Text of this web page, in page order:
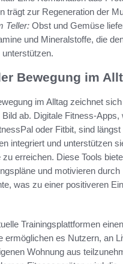
trägt zur Regeneration der
Teller: Obst und Gemüse
und Mineralstoffe, die
Bewegung im
im Alltag zeichnet
ab. Digitale Fitness-Apps,
oder Fitbit, sind längst
integriert und unterstützen
erreichen. Diese Tools
und motivieren durch
was zu einer positiveren
Trainingsplattformen
ermöglichen es Nutzern, an
Wohnung aus